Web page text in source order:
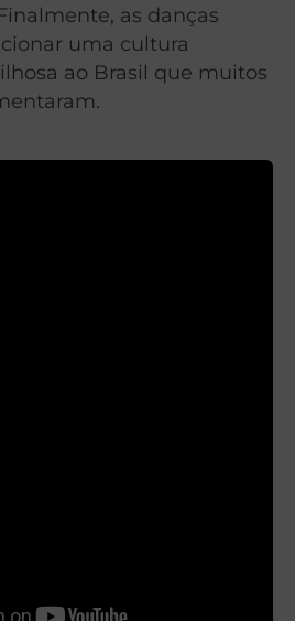
as danças
uma cultura
ao Brasil que muitos